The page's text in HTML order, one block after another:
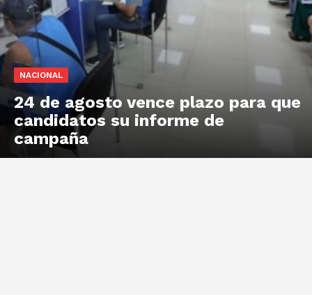
NACIONAL
24 de agosto vence plazo para que
candidatos su informe de
campaña